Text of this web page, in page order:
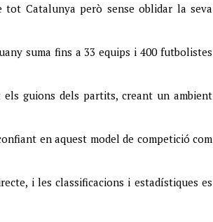
Catalunya però sense oblidar la seva
suma fins a 33 equips i 400 futbolistes
guions dels partits, creant un ambient
en aquest model de competició com
i les classificacions i estadístiques es